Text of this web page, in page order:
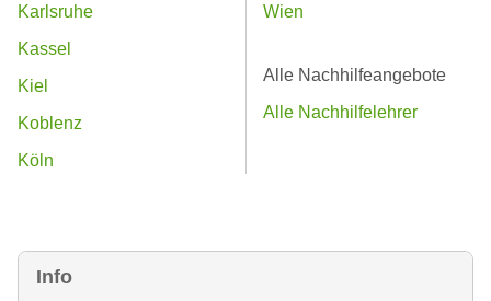
Info
Karlsruhe
Kassel
Kiel
Koblenz
Köln
Wien
Alle Nachhilfeangebote
Alle Nachhilfelehrer